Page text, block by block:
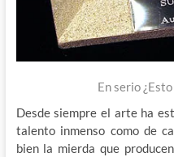
En serio
Desde siempre el arte ha
talento inmenso como de
bien la mierda que